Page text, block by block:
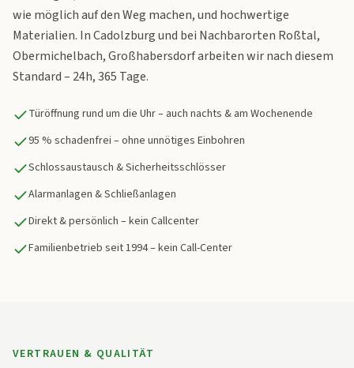
wie möglich auf den Weg machen, und hochwertige
Materialien. In Cadolzburg und bei Nachbarorten Roßtal,
Obermichelbach, Großhabersdorf arbeiten wir nach diesem
Standard – 24h, 365 Tage.
Türöffnung rund um die Uhr – auch nachts & am Wochenende
95 % schadenfrei – ohne unnötiges Einbohren
Schlossaustausch & Sicherheitsschlösser
Alarmanlagen & Schließanlagen
Direkt & persönlich – kein Callcenter
Familienbetrieb seit 1994 – kein Call-Center
VERTRAUEN & QUALITÄT